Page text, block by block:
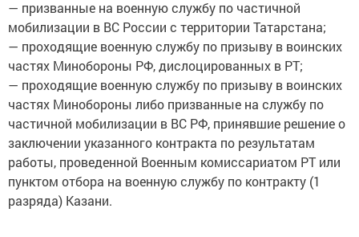
— призванные на военную службу по частичной
мобилизации в ВС России с территории Татарстана;
— проходящие военную службу по призыву в воинских
частях Минобороны РФ, дислоцированных в РТ;
— проходящие военную службу по призыву в воинских
частях Минобороны либо призванные на службу по
частичной мобилизации в ВС РФ, принявшие решение о
заключении указанного контракта по результатам
работы, проведенной Военным комиссариатом РТ или
пунктом отбора на военную службу по контракту (1
разряда) Казани.